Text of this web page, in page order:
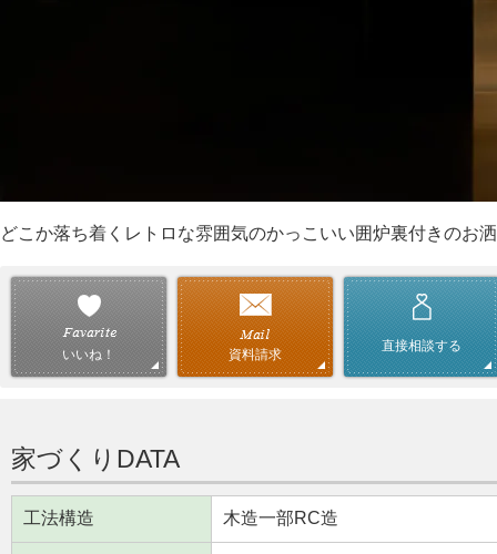
どこか落ち着くレトロな雰囲気のかっこいい囲炉裏付きのお
いいね！ 資料請求
直接相談する
家づくりDATA
工法構造 木造一部RC造